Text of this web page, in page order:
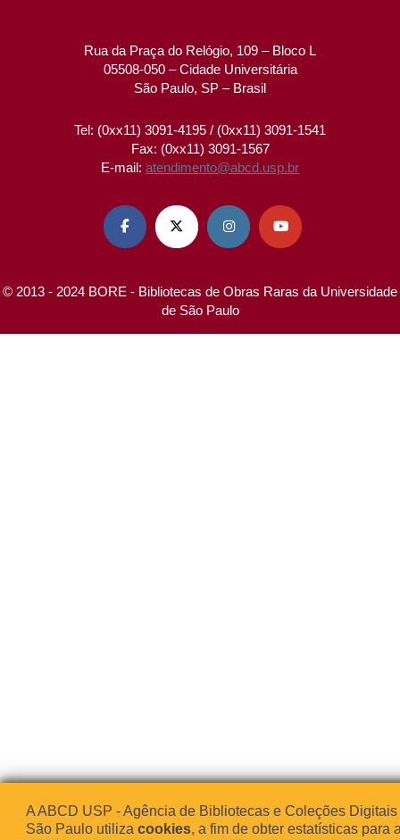
Rua da Praça do Relógio, 109 – Bloco L
05508-050 – Cidade Universitária
São Paulo, SP – Brasil
Tel: (0xx11) 3091-4195 / (0xx11) 3091-1541
Fax: (0xx11) 3091-1567
E-mail: atendimento@abcd.usp.br
   
© 2013 - 2024 BORE - Bibliotecas de Obras Raras da Universidade
de São Paulo
A ABCD USP - Agência de Bibliotecas e Coleções
São Paulo utiliza cookies, a fim de obter estatísticas para